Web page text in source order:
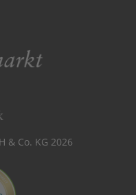
& Co. KG 2026